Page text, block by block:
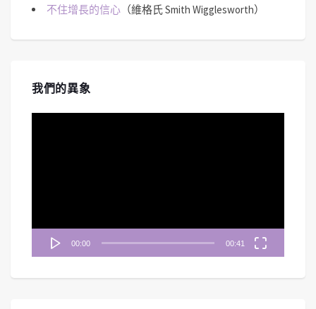
不住增長的信心 （維格氏 Smith Wigglesworth）
我們的異象
00:00 00:41